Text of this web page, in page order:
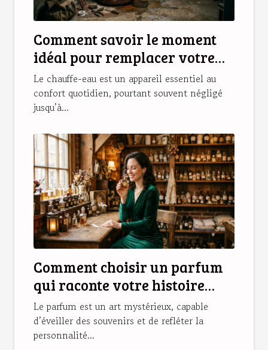
Comment savoir le moment
idéal pour remplacer votre
chauffe-eau ?
Le chauffe-eau est un appareil essentiel au
confort quotidien, pourtant souvent négligé
jusqu’à...
Comment choisir un parfum
qui raconte votre histoire
personnelle ?
Le parfum est un art mystérieux, capable
d’éveiller des souvenirs et de refléter la
personnalité...